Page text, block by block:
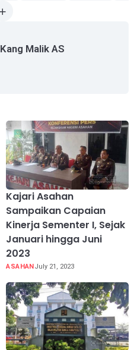
Kang Malik AS
Kajari Asahan
Sampaikan Capaian
Kinerja Sementer I, Sejak
Januari hingga Juni
2023
ASAHANJuly 21, 2023